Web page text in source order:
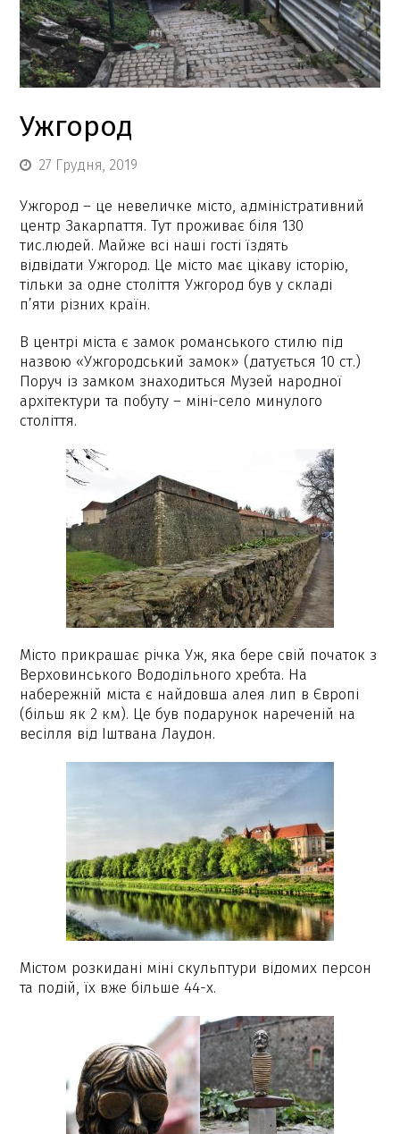
Ужгород
27 Грудня, 2019
Ужгород – це невеличке місто, адміністративний
центр Закарпаття. Тут проживає біля 130
тис.людей. Майже всі наші гості їздять
відвідати Ужгород. Це місто має цікаву історію,
тільки за одне століття Ужгород був у складі
п’яти різних країн.
В центрі міста є замок романського стилю під
назвою «Ужгородський замок» (датується 10 ст.)
Поруч із замком знаходиться Музей народної
архітектури та побуту – міні-село минулого
століття.
Місто прикрашає річка Уж, яка бере свій початок з
Верховинського Вододільного хребта. На
набережній міста є найдовша алея лип в Європі
(більш як 2 км). Це був подарунок нареченій на
весілля від Іштвана Лаудон.
Містом розкидані міні скульптури відомих персон
та подій, їх вже більше 44-х.